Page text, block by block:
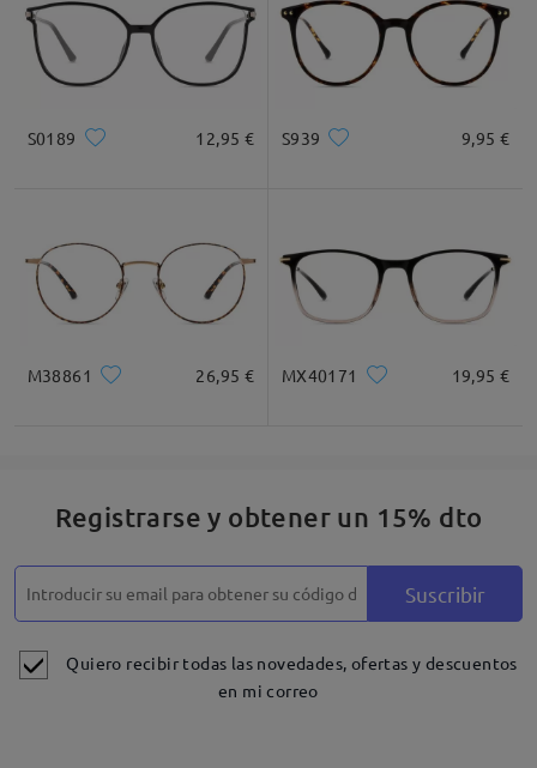
S0189 12,95 € S939 9,95 €
M38861 26,95 € MX40171 19,95 €
Registrarse y obtener un 15% dto
Suscribir
Quiero recibir todas las novedades, ofertas y descuentos
en mi correo